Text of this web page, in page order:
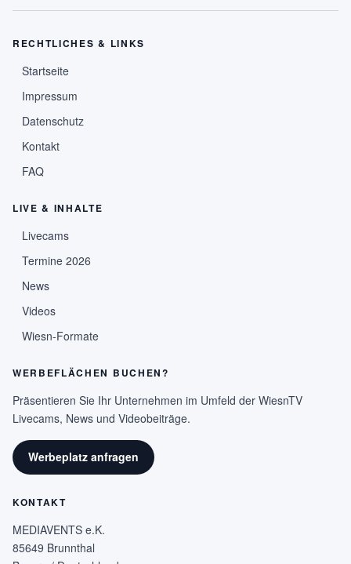
RECHTLICHES & LINKS
Startseite
Impressum
Datenschutz
Kontakt
FAQ
LIVE & INHALTE
Livecams
Termine 2026
News
Videos
Wiesn-Formate
WERBEFLÄCHEN BUCHEN?
Präsentieren Sie Ihr Unternehmen im Umfeld der WiesnTV
Livecams, News und Videobeiträge.
Werbeplatz anfragen
KONTAKT
MEDIAVENTS e.K.
85649 Brunnthal